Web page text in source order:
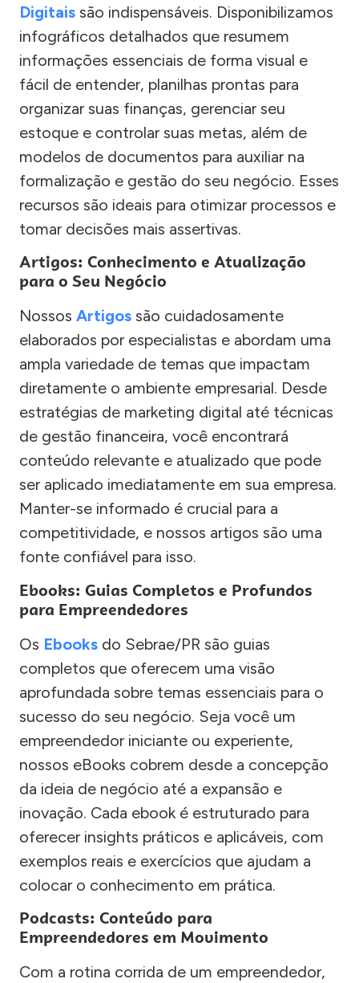
Digitais são indispensáveis. Disponibilizamos
infográficos detalhados que resumem
informações essenciais de forma visual e
fácil de entender, planilhas prontas para
organizar suas finanças, gerenciar seu
estoque e controlar suas metas, além de
modelos de documentos para auxiliar na
formalização e gestão do seu negócio. Esses
recursos são ideais para otimizar processos e
tomar decisões mais assertivas.
Artigos: Conhecimento e Atualização
para o Seu Negócio
Nossos Artigos são cuidadosamente
elaborados por especialistas e abordam uma
ampla variedade de temas que impactam
diretamente o ambiente empresarial. Desde
estratégias de marketing digital até técnicas
de gestão financeira, você encontrará
conteúdo relevante e atualizado que pode
ser aplicado imediatamente em sua empresa.
Manter-se informado é crucial para a
competitividade, e nossos artigos são uma
fonte confiável para isso.
Ebooks: Guias Completos e Profundos
para Empreendedores
Os Ebooks do Sebrae/PR são guias
completos que oferecem uma visão
aprofundada sobre temas essenciais para o
sucesso do seu negócio. Seja você um
empreendedor iniciante ou experiente,
nossos eBooks cobrem desde a concepção
da ideia de negócio até a expansão e
inovação. Cada ebook é estruturado para
oferecer insights práticos e aplicáveis, com
exemplos reais e exercícios que ajudam a
colocar o conhecimento em prática.
Podcasts: Conteúdo para
Empreendedores em Movimento
Com a rotina corrida de um empreendedor,